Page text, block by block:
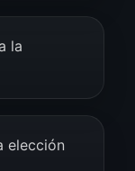
la
elección